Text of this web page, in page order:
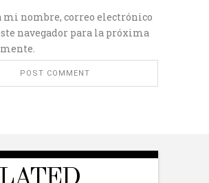
mi nombre, correo electrónico
navegador para la próxima